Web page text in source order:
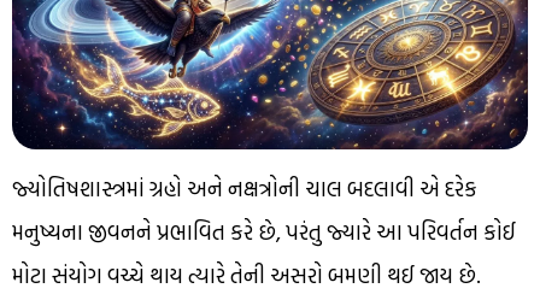
જ્યોતિષશાસ્ત્રમાં ગ્રહો અને નક્ષત્રોની ચાલ બદલાવી એ દરેક
મનુષ્યના જીવનને પ્રભાવિત કરે છે, પરંતુ જ્યારે આ પરિવર્તન કોઈ
મોટા સંયોગ વચ્ચે થાય ત્યારે તેની અસરો બમણી થઈ જાય છે.